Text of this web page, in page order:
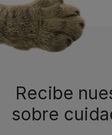
Recibe
sobre